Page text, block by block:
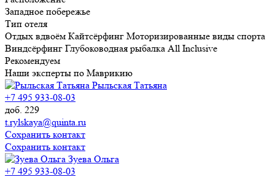
Западное побережье
Тип отеля
Отдых вдвоём Кайтсёрфинг Моторизированные виды спорта
Виндсёрфинг Глубоководная рыбалка All Inclusive
Рекомендуем
Наши эксперты по Маврикию
Рыльская Татьяна
+7 495 933-08-03
доб. 229
t.rylskaya@quinta.ru
Сохранить контакт
Сохранить контакт
Зуева Ольга
+7 495 933-08-03